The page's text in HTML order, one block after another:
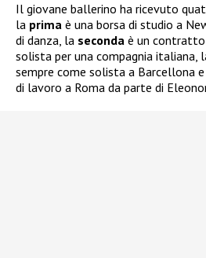
Il giovane ballerino ha ricevuto
la prima è una borsa di studio a
di danza, la seconda è un contratto
solista per una compagnia italiana,
sempre come solista a Barcellona
di lavoro a Roma da parte di